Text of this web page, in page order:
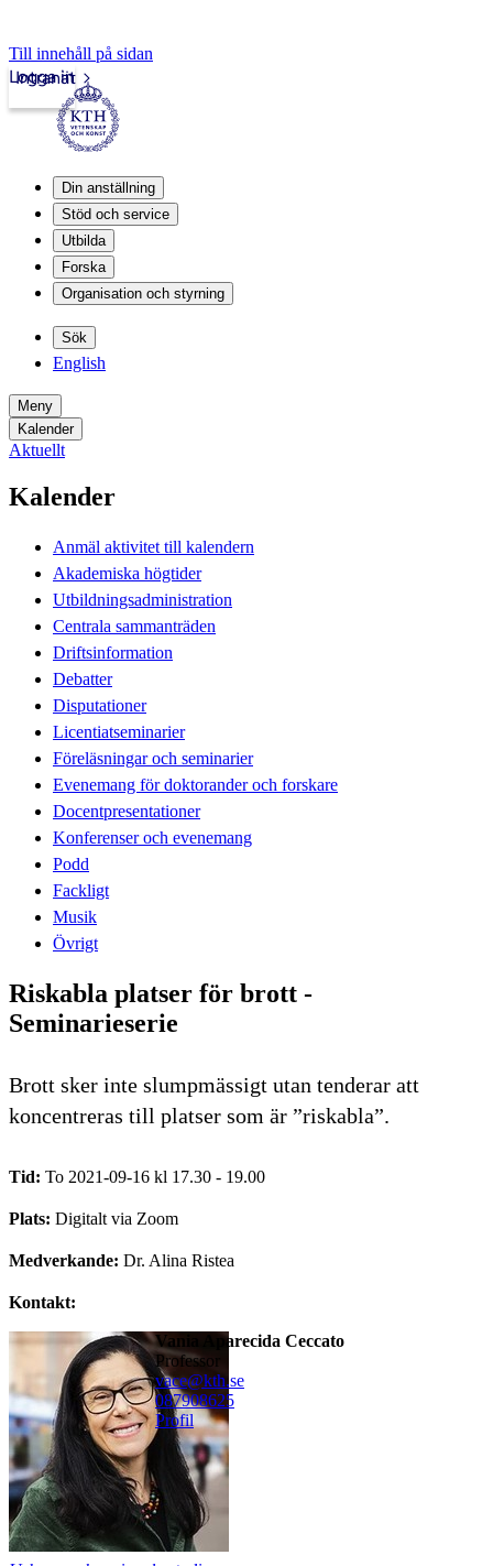
Till innehåll på sidan
Intranät
Logga in
Din anställning
Stöd och service
Utbilda
Forska
Organisation och styrning
Sök
English
Meny
Kalender
Aktuellt
Kalender
Anmäl aktivitet till kalendern
Akademiska högtider
Utbildningsadministration
Centrala sammanträden
Driftsinformation
Debatter
Disputationer
Licentiatseminarier
Föreläsningar och seminarier
Evenemang för doktorander och forskare
Docentpresentationer
Konferenser och evenemang
Podd
Fackligt
Musik
Övrigt
Riskabla platser för brott -
Seminarieserie
Brott sker inte slumpmässigt utan tenderar att
koncentreras till platser som är ”riskabla”.
Tid: To 2021-09-16 kl 17.30 - 19.00
Plats: Digitalt via Zoom
Medverkande: Dr. Alina Ristea
Kontakt:
Vania Aparecida Ceccato
professor
vace@kth.se
087908625
Profil